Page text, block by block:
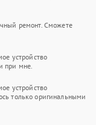
ремонт. Сможете
устройство
при мне.
устройство
только оригинальными